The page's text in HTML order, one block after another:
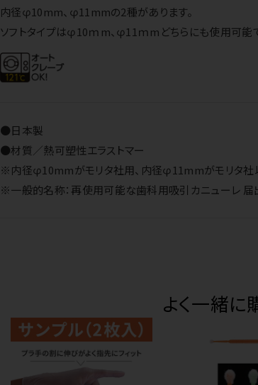
内径φ10mm、φ11mmの2種があります。
ソフトタイプはφ10ｍm、φ11ｍmどちらにも使用可能
●日本製
●材質／熱可塑性エラストマー
※内径φ10mmがモリタ社用、内径φ11mmがモリタ社
※一般的名称：再使用可能な歯科用吸引カニューレ 届
よく一緒に